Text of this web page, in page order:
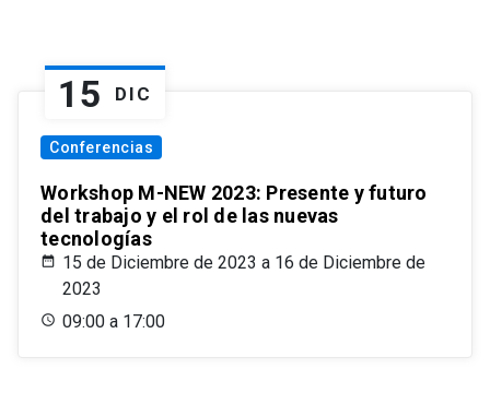
15 DIC
Conferencias
Workshop M-NEW 2023: Presente y futuro
del trabajo y el rol de las nuevas
tecnologías
15 de Diciembre de 2023 a 16 de Diciembre de
2023
09:00 a 17:00